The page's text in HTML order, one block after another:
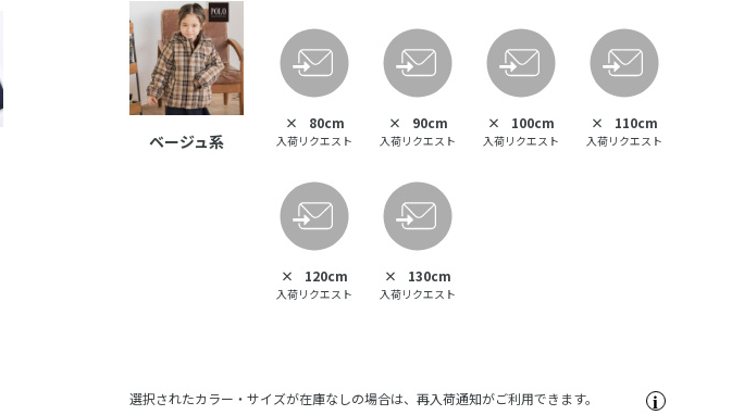
ベージュ系
× 80cm
入荷リクエスト
× 90cm
入荷リクエスト
× 100cm
入荷リクエスト
× 110cm
入荷リクエスト
× 120cm
入荷リクエスト
× 130cm
入荷リクエスト
選択されたカラー・サイズが在庫なしの場合は、再入荷通知がご利用できます。